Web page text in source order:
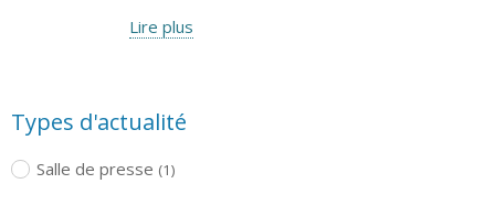
Lire plus
Types d'actualité
Salle de presse (1)